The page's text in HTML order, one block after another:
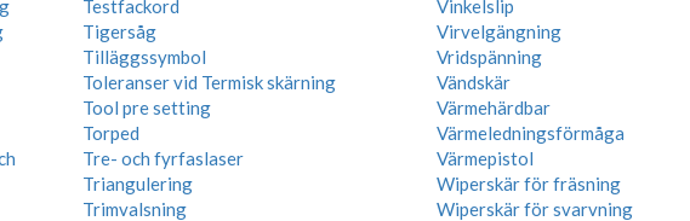
Testfackord
Tigersåg
Tilläggssymbol
Toleranser vid Termisk skärning
Tool pre setting
Torped
Tre- och fyrfaslaser
Triangulering
Trimvalsning
Vinkelslip
Virvelgängning
Vridspänning
Vändskär
Värmehärdbar
Värmeledningsförmåga
Värmepistol
Wiperskär för fräsning
Wiperskär för svarvning